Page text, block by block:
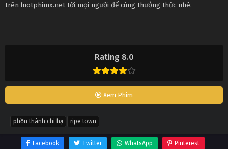
Rating 8.0
Xem Phim
trên luotphimx.net tới mọi người để cùng thưởng thức nhé.
phồn thành chi hạ ripe town
Facebook Twitter WhatsApp Pinterest